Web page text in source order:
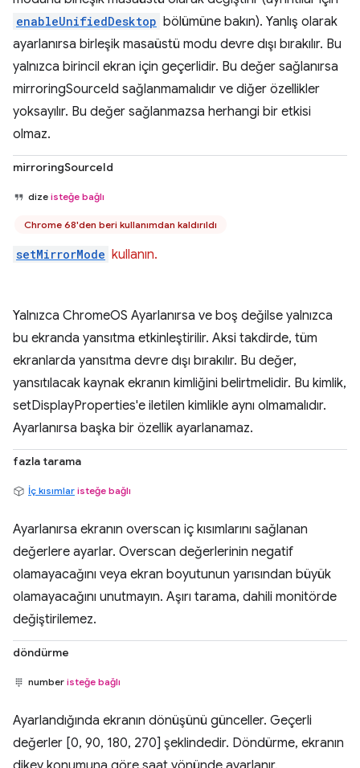
enableUnifiedDesktop bölümüne bakın). Yanlış olarak
ayarlanırsa birleşik masaüstü modu devre dışı bırakılır. Bu
yalnızca birincil ekran için geçerlidir. Bu değer sağlanırsa
mirroringSourceId sağlanmamalıdır ve diğer özellikler
yoksayılır. Bu değer sağlanmazsa herhangi bir etkisi
olmaz.
mirroringSourceId
dize isteğe bağlı
Chrome 68'den beri kullanımdan kaldırıldı
setMirrorMode kullanın.
Yalnızca ChromeOS Ayarlanırsa ve boş değilse yalnızca
bu ekranda yansıtma etkinleştirilir. Aksi takdirde, tüm
ekranlarda yansıtma devre dışı bırakılır. Bu değer,
yansıtılacak kaynak ekranın kimliğini belirtmelidir. Bu kimlik,
setDisplayProperties'e iletilen kimlikle aynı olmamalıdır.
Ayarlanırsa başka bir özellik ayarlanamaz.
fazla tarama
İç kısımlar isteğe bağlı
Ayarlanırsa ekranın overscan iç kısımlarını sağlanan
değerlere ayarlar. Overscan değerlerinin negatif
olamayacağını veya ekran boyutunun yarısından büyük
olamayacağını unutmayın. Aşırı tarama, dahili monitörde
değiştirilemez.
döndürme
number isteğe bağlı
Ayarlandığında ekranın dönüşünü günceller. Geçerli
değerler [0, 90, 180, 270] şeklindedir. Döndürme, ekranın